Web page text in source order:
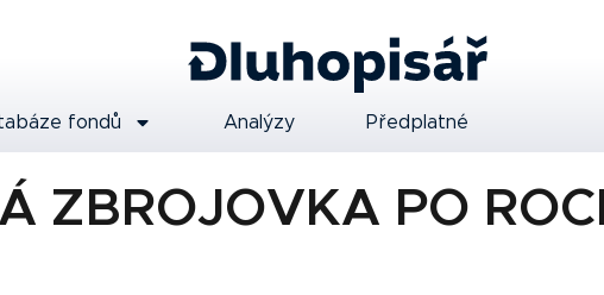
fondů Analýzy Předplatné
ZBROJOVKA PO